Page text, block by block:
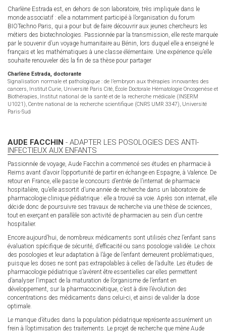
Charlène Estrada est, en dehors de son laboratoire, très impliquée dans le
monde associatif : elle a notamment participé à l’organisation du forum
BIOTechno Paris, qui a pour but de faire découvrir aux jeunes chercheurs les
métiers des biotechnologies. Passionnée par la transmission, elle reste marquée
par le souvenir d’un voyage humanitaire au Bénin, lors duquel elle a enseigné le
français et les mathématiques à une classe élémentaire. Une expérience qu’elle
souhaite renouveler dès la fin de sa thèse pour partager
Charlène Estrada, doctorante
Signalisation normale et pathologique : de l’embryon aux thérapies innovantes des
cancers, Institut Curie, Université Paris Cité, École Doctorale Hématologie Oncogenèse et
Biothérapies, Institut national de la santé et de la recherche médicale (INSERM
U1021), Centre national de la recherche scientifique (CNRS UMR 3347), Université
Paris-Sud
AUDE FACCHIN - ADAPTER LES POSOLOGIES DES ANTI-
INFECTIEUX AUX ENFANTS
Passionnée de voyage, Aude Facchin a commencé ses études en pharmacie à
Reims avant d’avoir l’opportunité de partir en échange en Espagne, à Valence. De
retour en France, elle passe le concours d’entrée de l’internat de pharmacie
hospitalière, qu’elle assortit d’une année de recherche dans un laboratoire de
pharmacologie clinique pédiatrique : elle a trouvé sa voie. Après son internat, elle
décide donc de poursuivre ses travaux de recherche via une thèse de sciences,
tout en exerçant en parallèle son activité de pharmacien au sein d’un centre
hospitalier.
Encore aujourd’hui, de nombreux médicaments sont utilisés chez l’enfant sans
évaluation spécifique de sécurité, d’efficacité ou sans posologie validée. Le choix
des posologies et leur adaptation à l’âge de l’enfant demeurent problématiques,
puisque les doses ne sont pas extrapolables à celles de l’adulte. Les études de
pharmacologie pédiatrique s’avèrent être essentielles car elles permettent
d’analyser l’impact de la maturation de l’organisme de l’enfant en
développement, sur la pharmacocinétique, c’est à dire l’évolution des
concentrations des médicaments dans celui-ci, et ainsi de valider la dose
optimale.
Le manque d’études dans la population pédiatrique représente assurément un
frein à l’optimisation des traitements. Le projet de recherche que mène Aude